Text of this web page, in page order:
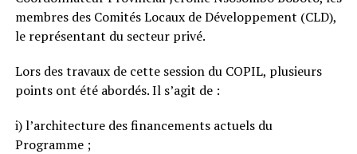
membres des Comités Locaux de Développement (CLD),
le représentant du secteur privé.
Lors des travaux de cette session du COPIL, plusieurs
points ont été abordés. Il s’agit de :
i) l’architecture des financements actuels du
Programme ;